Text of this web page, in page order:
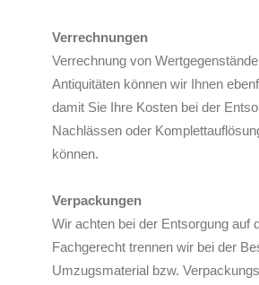
Verrechnungen
Verrechnung von
Antiquitäten können wir Ihnen
damit Sie Ihre Kosten bei der
Nachlässen oder
können.
Verpackungen
Wir achten bei der Entsorgung auf
Fachgerecht trennen wir bei der
Umzugsmaterial bzw.